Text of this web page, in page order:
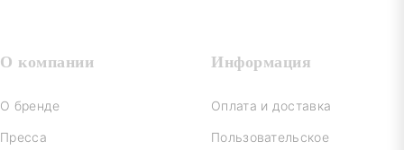
О компании
О бренде
Пресса
Информация
Оплата и доставка
Пользовательское